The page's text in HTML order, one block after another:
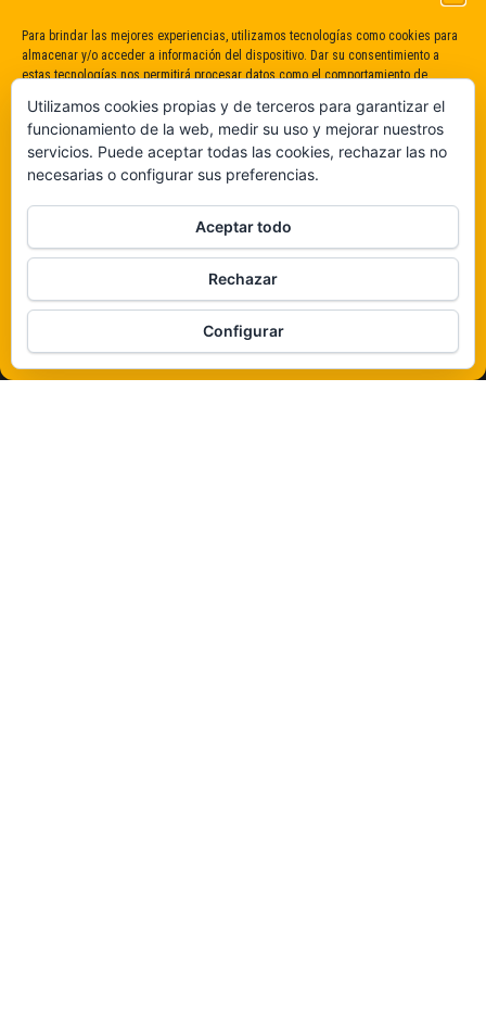
Para brindar las mejores experiencias, utilizamos tecnologías como cookies para
almacenar y/o acceder a información del dispositivo. Dar su consentimiento a
estas tecnologías nos permitirá procesar datos como el comportamiento de
consentimiento puede afectar negativamente a determinadas características y
funciones.
De ninguna manera
Veámos que hay aquí
Política de cookies
Funciona gracias aWordPress |Tema:Envo Magazine
Utilizamos cookies propias y de terceros para garantizar el
funcionamiento de la web, medir su uso y mejorar nuestros
servicios. Puede aceptar todas las cookies, rechazar las no
necesarias o configurar sus preferencias.
Aceptar todo
Rechazar
Configurar